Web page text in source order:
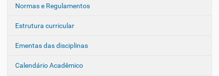
o
Normas e Regulamentos
Estrutura curricular
Ementas das disciplinas
Calendário Acadêmico